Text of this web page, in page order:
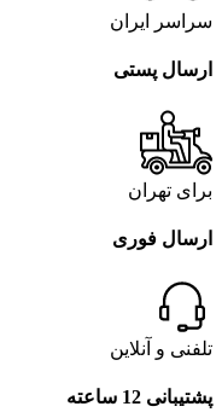
سراسر ایران
ارسال پستی
برای تهران
ارسال فوری
تلفنی و آنلاین
پشتیبانی 12 ساعته